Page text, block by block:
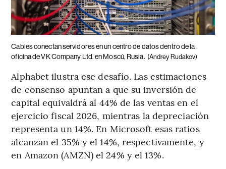
Cables conectan servidores en un centro de datos dentro de la
oficina de VK Company Ltd. en Moscú, Rusia. (Andrey Rudakov)
Alphabet ilustra ese desafío. Las estimaciones
de consenso apuntan a que su inversión de
capital equivaldrá al 44% de las ventas en el
ejercicio fiscal 2026, mientras la depreciación
representa un 14%. En Microsoft esas ratios
alcanzan el 35% y el 14%, respectivamente, y
en Amazon (AMZN) el 24% y el 13%.